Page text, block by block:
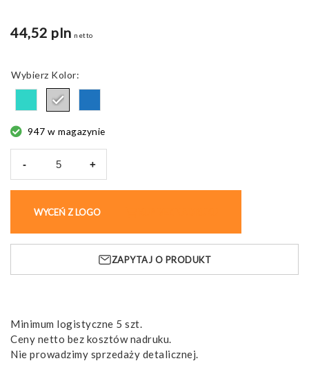
44,52 pln netto
Kolor
947 w magazynie
-
Sand,
żakardowy
70x140
+
WYCEŃ Z LOGO
ZAPYTAJ O PRODUKT
Minimum logistyczne 5 szt.
Ceny netto bez kosztów nadruku.
Nie prowadzimy sprzedaży detalicznej.